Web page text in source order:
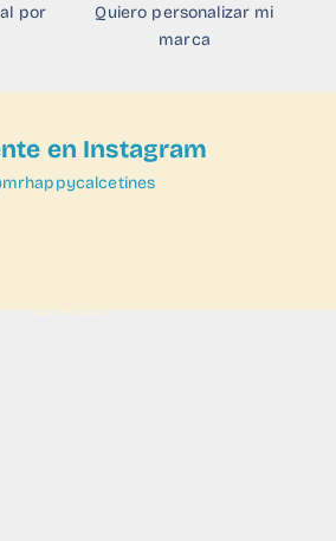
por
Quiero personalizar mi
marca
en Instagram
26 AÑOS